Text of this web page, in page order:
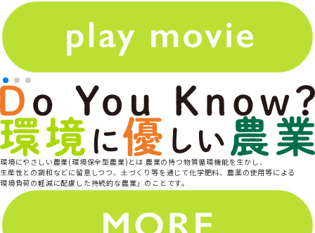
環境にやさしい農業(環境保全型農業)とは 農業の持つ物質循環機能を生かし、
生産性との調和などに留意しつつ、土づくり等を通じて化学肥料、農薬の使用等による
環境負荷の軽減に配慮した持続的な農業」のことです。